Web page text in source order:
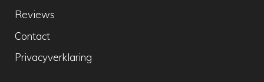
Reviews
Contact
Privacyverklaring